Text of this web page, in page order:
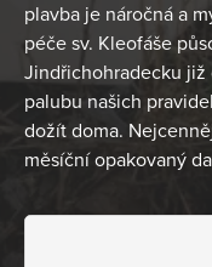
plavba je náročná a
péče sv. Kleofáše
Jindřichohradecku již
palubu našich
dožít doma.
měsíční opakovaný